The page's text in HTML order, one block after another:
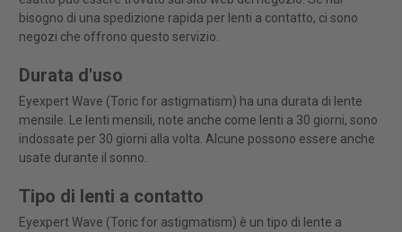
bisogno di una spedizione rapida per lenti a contatto, ci sono
negozi che offrono questo servizio.
Durata d'uso
Eyexpert Wave (Toric for astigmatism) ha una durata di lente
mensile. Le lenti mensili, note anche come lenti a 30 giorni, sono
indossate per 30 giorni alla volta. Alcune possono essere anche
usate durante il sonno.
Tipo di lenti a contatto
Eyexpert Wave (Toric for astigmatism) è un tipo di lente a